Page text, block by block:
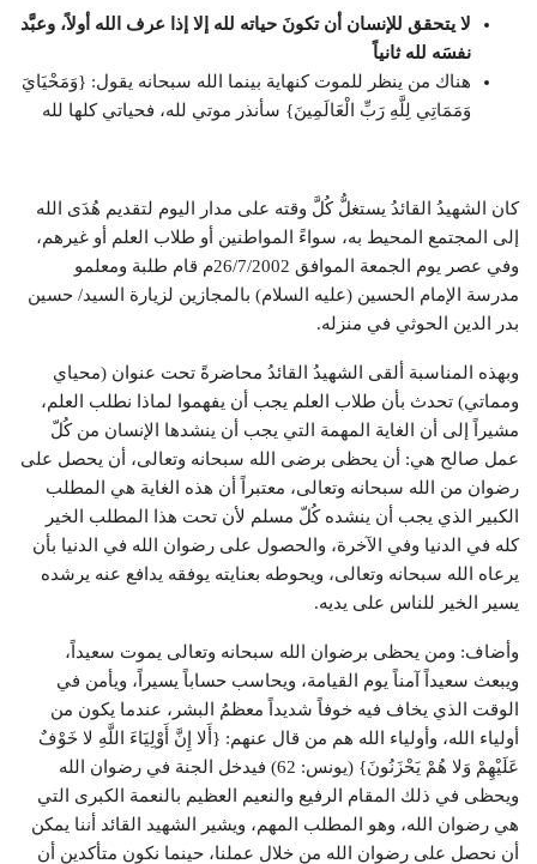
لا يتحقق للإنسان أن تكونَ حياته لله إلا إذا عرف الله أولاً، وعبَّد
نفسَه لله ثانياً
هناك من ينظر للموت كنهاية بينما الله سبحانه يقول: {وَمَحْيَايَ
وَمَمَاتِي لِلَّهِ رَبِّ الْعَالَمِينَ} سأنذر موتي لله، فحياتي كلها لله
كان الشهيدُ القائدُ يستغلُّ كُلَّ وقته على مدار اليوم لتقديم هُدَى الله
إلى المجتمع المحيط به، سواءً المواطنين أو طلاب العلم أو غيرهم،
وفي عصر يوم الجمعة الموافق 26/7/2002م قام طلبة ومعلمو
مدرسة الإمام الحسين (عليه السلام) بالمجازين لزيارة السيد/ حسين
بدر الدين الحوثي في منزله.
وبهذه المناسبة ألقى الشهيدُ القائدُ محاضرةً تحت عنوان (محياي
ومماتي) تحدث بأن طلاب العلم يجب أن يفهموا لماذا نطلب العلم،
مشيراً إلى أن الغاية المهمة التي يجب أن ينشدها الإنسان من كُلّ
عمل صالح هي: أن يحظى برضى الله سبحانه وتعالى، أن يحصل على
رضوان من الله سبحانه وتعالى، معتبراً أن هذه الغاية هي المطلب
الكبير الذي يجب أن ينشده كُلّ مسلم لأن تحت هذا المطلب الخير
كله في الدنيا وفي الآخرة، والحصول على رضوان الله في الدنيا بأن
يرعاه الله سبحانه وتعالى، ويحوطه بعنايته يوفقه يدافع عنه يرشده
يسير الخير للناس على يديه.
وأضاف: ومن يحظى برضوان الله سبحانه وتعالى يموت سعيداً،
ويبعث سعيداً آمناً يوم القيامة، ويحاسب حساباً يسيراً، ويأمن في
الوقت الذي يخاف فيه خوفاً شديداً معظمُ البشر، عندما يكون من
أولياء الله، وأولياء الله هم من قال عنهم: {أَلا إِنَّ أَوْلِيَاءَ اللَّهِ لا خَوْفٌ
عَلَيْهِمْ وَلا هُمْ يَحْزَنُونَ} (يونس: 62) فيدخل الجنة في رضوان الله
ويحظى في ذلك المقام الرفيع والنعيم العظيم بالنعمة الكبرى التي
هي رضوان الله، وهو المطلب المهم، ويشير الشهيد القائد أننا يمكن
أن نحصل على رضوان الله من خلال عملنا، حينما نكون متأكدين أن